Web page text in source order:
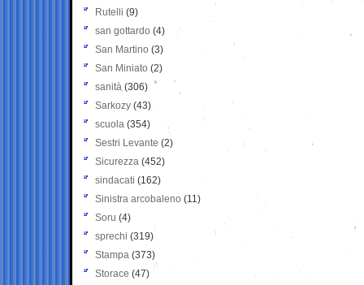
Rutelli (9)
san gottardo (4)
San Martino (3)
San Miniato (2)
sanità (306)
Sarkozy (43)
scuola (354)
Sestri Levante (2)
Sicurezza (452)
sindacati (162)
Sinistra arcobaleno (11)
Soru (4)
sprechi (319)
Stampa (373)
Storace (47)